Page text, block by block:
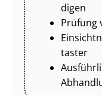
di­gen
Prüfung
tas­ter